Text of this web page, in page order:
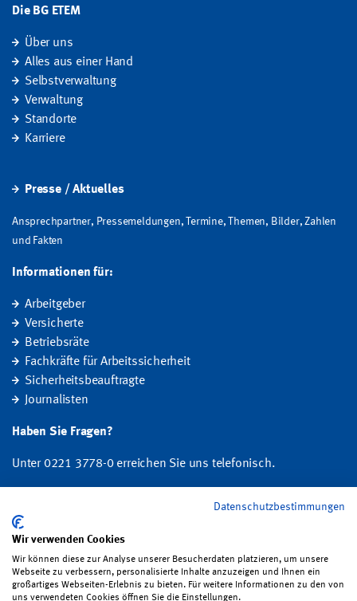
Die BG ETEM
Über uns
Alles aus einer Hand
Selbstverwaltung
Verwaltung
Standorte
Karriere
Presse / Aktuelles
Ansprechpartner, Pressemeldungen, Termine, Themen, Bilder, Zahlen
und Fakten
Informationen für:
Arbeitgeber
Versicherte
Betriebsräte
Fachkräfte für Arbeitssicherheit
Sicherheitsbeauftragte
Journalisten
Haben Sie Fragen?
Unter 0221 3778-0 erreichen Sie uns telefonisch.
Entschädigung, Prävention sowie Fragen zu Mitgliedschaft und Beitrag.
Folgen Sie uns:
Datenschutzbestimmungen
Wir verwenden Cookies
Wir können diese zur Analyse unserer Besucherdaten platzieren, um unsere
Webseite zu verbessern, personalisierte Inhalte anzuzeigen und Ihnen ein
großartiges Webseiten-Erlebnis zu bieten. Für weitere Informationen zu den von
uns verwendeten Cookies öffnen Sie die Einstellungen.